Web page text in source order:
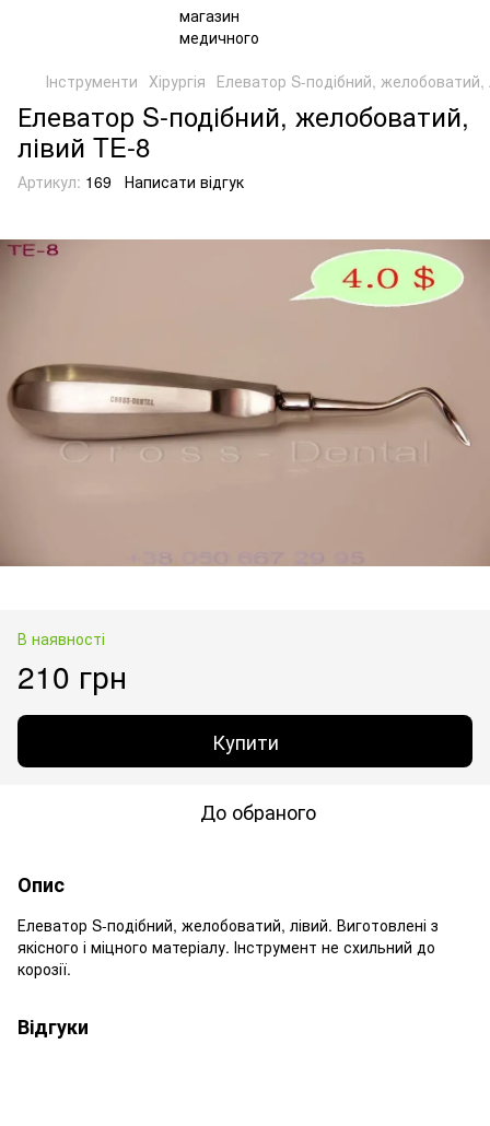
Інструменти Хірургія Елеватор S-подібний, желобоватий,
Елеватор S-подібний, желобоватий,
лівий TE-8
Артикул: 169 Написати відгук
В наявності
210 грн
Купити
До обраного
Опис
Елеватор S-подібний, желобоватий, лівий. Виготовлені з
якісного і міцного матеріалу. Інструмент не схильний до
корозії.
Відгуки